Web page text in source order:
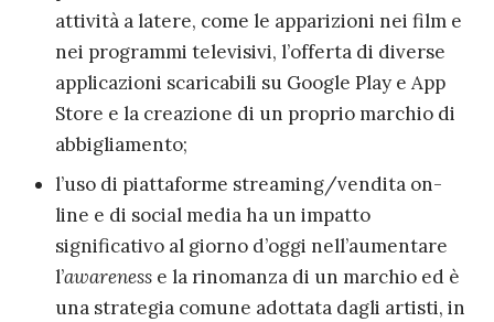
attività a latere, come le apparizioni nei film e
nei programmi televisivi, l’offerta di diverse
applicazioni scaricabili su Google Play e App
Store e la creazione di un proprio marchio di
abbigliamento;
l’uso di piattaforme streaming/vendita on-
line e di social media ha un impatto
significativo al giorno d’oggi nell’aumentare
l’awareness e la rinomanza di un marchio ed è
una strategia comune adottata dagli artisti, in